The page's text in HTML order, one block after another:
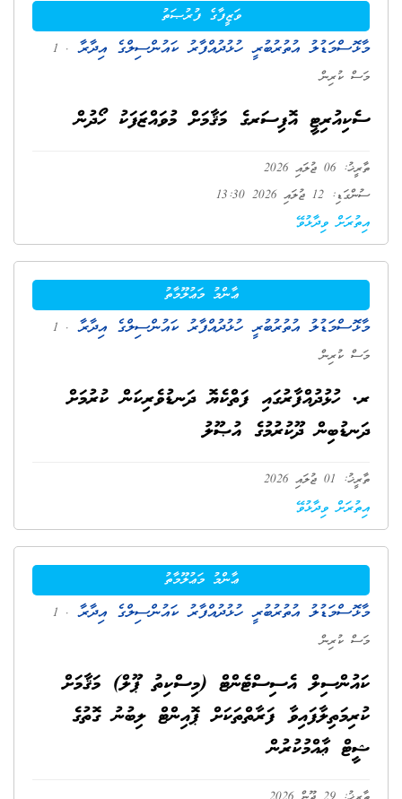
ވަޒީފާގެ ފުރުޞަތު
މާޅޮސްމަޑުލު އުތުރުބުރީ ހުޅުދުއްފާރު ކައުންސިލްގެ އިދާރާ
. 1
މަސް ކުރިން
ސެކިއުރިޓީ އޮފިސަރގެ މަޤާމަށް މުވައްޒަފަކު ހޯދުން
ތާރީޚު: 06 ޖުލައި 2026
ސުންގަޑި: 12 ޖުލައި 2026 13:30
އިތުރަށް ވިދާޅުވޭ
ޢާންމު މަޢުލޫމާތު
މާޅޮސްމަޑުލު އުތުރުބުރީ ހުޅުދުއްފާރު ކައުންސިލްގެ އިދާރާ
. 1
މަސް ކުރިން
ރ. ހުޅުދުއްފާރުގައި ފަތްކެޔޮ ދަނޑުވެރިކަން ކުރުމަށް
ދަނޑުބިން ދޫކުރުމުގެ އުޞޫލު
ތާރީޚު: 01 ޖުލައި 2026
އިތުރަށް ވިދާޅުވޭ
ޢާންމު މަޢުލޫމާތު
މާޅޮސްމަޑުލު އުތުރުބުރީ ހުޅުދުއްފާރު ކައުންސިލްގެ އިދާރާ
. 1
މަސް ކުރިން
ކައުންސިލް އެސިސްޓެންޓް (މިސްކިތު ޕޫލް) މަޤާމަށް
ކުރިމަތިލާފައިވާ ފަރާތްތަކަށް ޕޮއިންޓް ލިބުނު ގޮތުގެ
ޝީޓް ޢާއްމުކުރުން